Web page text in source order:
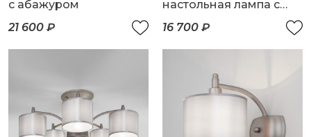
с абажуром
21 600 ₽
настольная лампа с
абажуром
16 700 ₽